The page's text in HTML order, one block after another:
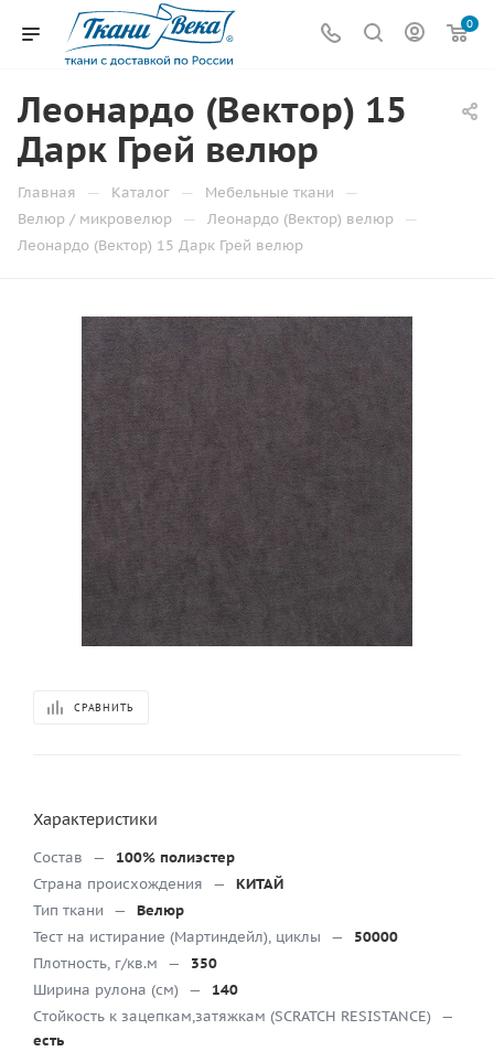
0
Леонардо (Вектор) 15
Дарк Грей велюр
Главная — Каталог — Мебельные ткани —
Велюр / микровелюр — Леонардо (Вектор) велюр —
Леонардо (Вектор) 15 Дарк Грей велюр
СРАВНИТЬ
Характеристики
Состав —
100% полиэстер
Страна происхождения
—
КИТАЙ
Тип ткани
—
Велюр
Тест на истирание (Мартиндейл), циклы
—
50000
Плотность, г/кв.м
—
350
Ширина рулона (см) —
140
Cтойкость к зацепкам,затяжкам (SCRATCH RESISTANCE) —
есть